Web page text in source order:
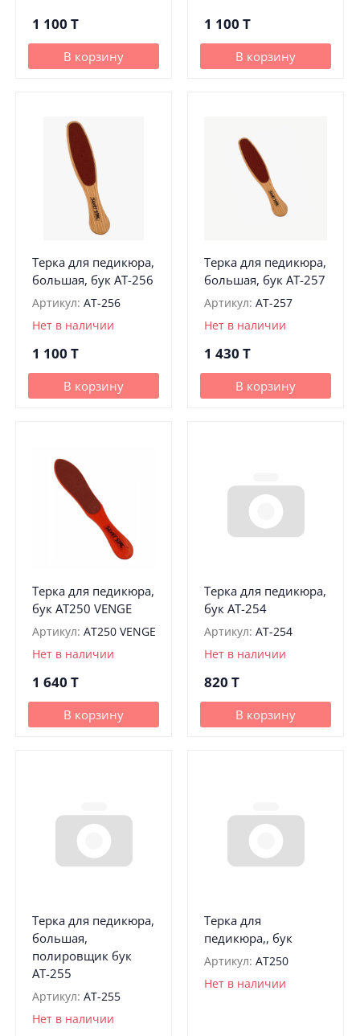
1 100 T
В корзину
1 100 T
В корзину
Терка для педикюра,
большая, бук АТ-256
Артикул: АТ-256
Нет в наличии
1 100 T
В корзину
Терка для педикюра,
большая, бук АТ-257
Артикул: АТ-257
Нет в наличии
1 430 T
В корзину
Терка для педикюра,
бук AT250 VENGE
Артикул: AT250 VENGE
Нет в наличии
1 640 T
В корзину
Терка для педикюра,
бук АТ-254
Артикул: АТ-254
Нет в наличии
820 T
В корзину
Терка для педикюра,
большая,
полировщик бук
АТ-255
Артикул: АТ-255
Нет в наличии
Терка для
педикюра,, бук
Артикул: АТ250
Нет в наличии